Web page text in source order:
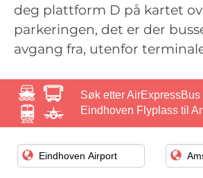
deg plattform D på kartet
parkeringen, det er der
avgang fra, utenfor
Søk etter AirExpressBus
Eindhoven Flyplass til